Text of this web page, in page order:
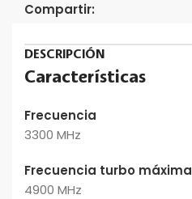
Compartir:
DESCRIPCIÓN
Características
Frecuencia
3300 MHz
Frecuencia turbo máxima
4900 MHz